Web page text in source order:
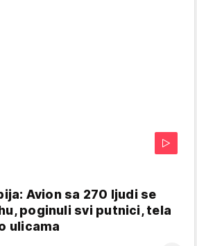
Avion sa 270 ljudi se
poginuli svi putnici, tela
ulicama